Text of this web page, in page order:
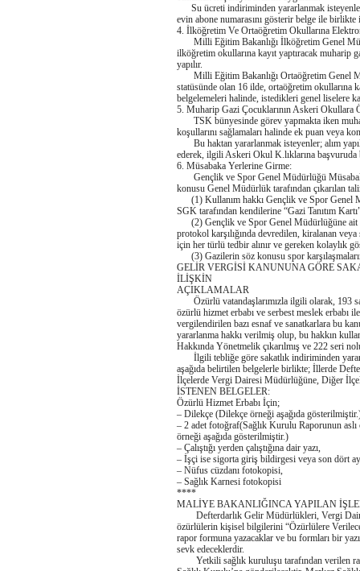
Su ücreti indiriminden yararlanmak
evin abone numarasını gösterir belge ile
4. İlköğretim Ve Ortaöğretim Okullarına
Milli Eğitim Bakanlığı İlköğretim Genel
ilköğretim okullarına kayıt yaptıracak muharip
yapılır.
Milli Eğitim Bakanlığı Ortaöğretim Genel
statüsünde olan 16 ilde, ortaöğretim okullarına
belgelemeleri halinde, istedikleri genel liselere
5. Muharip Gazi Çocuklarının Askeri Okullara
TSK bünyesinde görev yapmakta iken
koşullarını sağlamaları halinde ek puan veya
Bu haktan yararlanmak isteyenler; alım
ederek, ilgili Askeri Okul K.lıklarına başvuruda
6. Müsabaka Yerlerine Girme:
Gençlik ve Spor Genel Müdürlüğü
konusu Genel Müdürlük tarafından çıkarılan
(1) Kullanım hakkı Gençlik ve Spor Genel
SGK tarafından kendilerine “Gazi Tanıtım
(2) Gençlik ve Spor Genel Müdürlüğüne ait
protokol karşılığında devredilen, kiralanan
için her türlü tedbir alınır ve gereken kolaylık
(3) Gazilerin söz konusu spor
GELİR VERGİSİ KANUNUNA GÖRE
İLİŞKİN
AÇIKLAMALAR
Özürlü vatandaşlarımızla ilgili olarak, 193
özürlü hizmet erbabı ve serbest meslek
vergilendirilen bazı esnaf ve sanatkarlara bu
yararlanma hakkı verilmiş olup, bu hakkın
Hakkında Yönetmelik çıkarılmış ve 222 seri
İlgili tebliğe göre sakatlık indiriminden
aşağıda belirtilen belgelerle birlikte; İllerde
İlçelerde Vergi Dairesi Müdürlüğüne, Diğer
İSTENEN BELGELER:
Özürlü Hizmet Erbabı İçin;
– Dilekçe (Dilekçe örneği aşağıda
– 2 adet fotoğraf(Sağlık Kurulu Raporunun
örneği aşağıda gösterilmiştir.)
– Çalıştığı yerden çalıştığına dair yazı,
– İşçi ise sigorta giriş bildirgesi veya son dört
– Nüfus cüzdanı fotokopisi,
– Sağlık Karnesi fotokopisi
****
MALİYE BAKANLIĞINCA YAPILAN
Defterdarlık Gelir Müdürlükleri, Vergi
özürlülerin kişisel bilgilerini “Özürlülere
rapor formuna yazacaklar ve bu formları bir
sevk edeceklerdir.
Yetkili sağlık kuruluşu tarafından verilen